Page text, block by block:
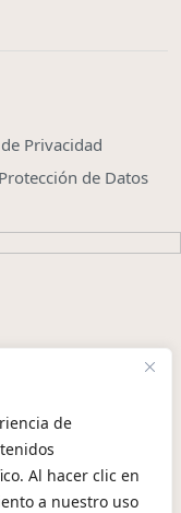
de
Al hacer clic en
a nuestro uso
Privacidad
Protección de Datos